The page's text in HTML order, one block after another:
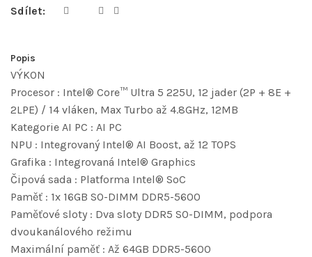
Sdílet:
Popis
VÝKON
Procesor : Intel® Core™ Ultra 5 225U, 12 jader (2P + 8E +
2LPE) / 14 vláken, Max Turbo až 4.8GHz, 12MB
Kategorie AI PC : AI PC
NPU : Integrovaný Intel® AI Boost, až 12 TOPS
Grafika : Integrovaná Intel® Graphics
Čipová sada : Platforma Intel® SoC
Paměť : 1x 16GB SO-DIMM DDR5-5600
Paměťové sloty : Dva sloty DDR5 SO-DIMM, podpora
dvoukanálového režimu
Maximální paměť : Až 64GB DDR5-5600